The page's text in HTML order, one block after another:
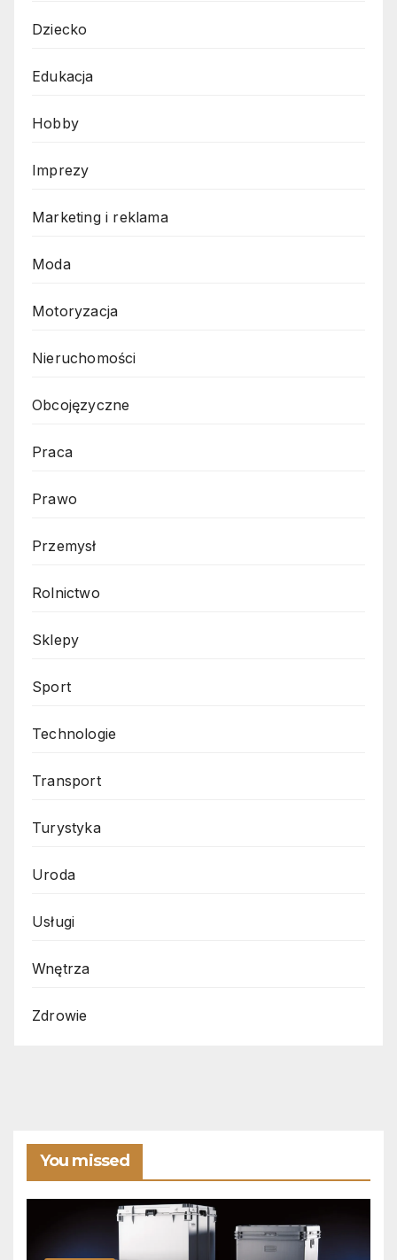
Dziecko
Edukacja
Hobby
Imprezy
Marketing i reklama
Moda
Motoryzacja
Nieruchomości
Obcojęzyczne
Praca
Prawo
Przemysł
Rolnictwo
Sklepy
Sport
Technologie
Transport
Turystyka
Uroda
Usługi
Wnętrza
Zdrowie
You missed